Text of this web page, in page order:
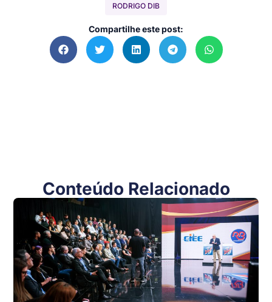
RODRIGO DIB
Compartilhe este post:
Conteúdo Relacionado